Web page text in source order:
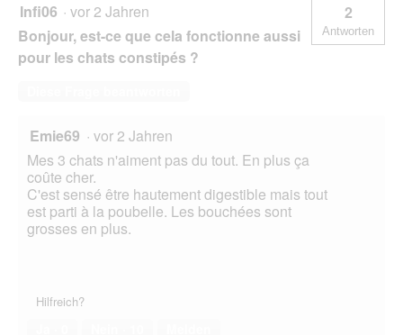
Infi06 · vor 2 Jahren
Bonjour, est-ce que cela fonctionne aussi
pour les chats constipés ?
2
Antworten
Emie69 · vor 2 Jahren
Mes 3 chats n'aiment pas du tout. En plus ça
coûte cher.
C'est sensé être hautement digestible mais tout
est parti à la poubelle. Les bouchées sont
grosses en plus.
Hilfreich?